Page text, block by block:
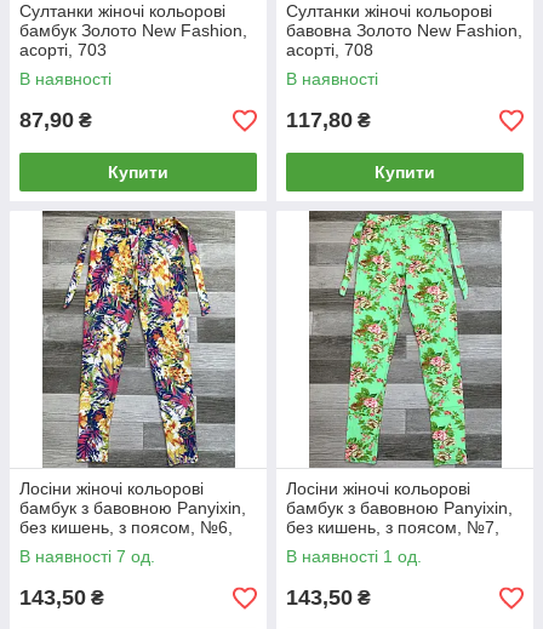
Султанки жіночі кольорові
бамбук Золото New Fashion,
асорті, 703
В наявності
87,90 ₴
Купити
Cултанки жіночі кольорові
бавовна Золото New Fashion,
асорті, 708
В наявності
117,80 ₴
Купити
Лосіни жіночі кольорові
бамбук з бавовною Panyixin,
без кишень, з поясом, №6,
805
В наявності 7 од.
143,50 ₴
Лосіни жіночі кольорові
бамбук з бавовною Panyixin,
без кишень, з поясом, №7,
805
В наявності 1 од.
143,50 ₴